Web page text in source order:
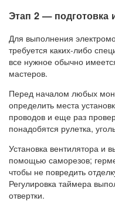
Этап 2 — подготовка
Для выполнения
требуется каких-либо
все нужное обычно
мастеров.
Перед началом любых
определить места
проводов и еще раз
понадобятся рулетка,
Установка вентилятора и
помощью саморезов;
чтобы не повредить
Регулировка таймера
отвертки.